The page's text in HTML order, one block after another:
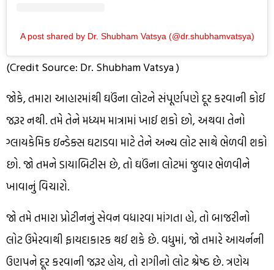
A post shared by Dr. Shubham Vatsya (@dr.shubhamvatsya)
(Credit Source: Dr. Shubham Vatsya )
જોકે, તમારા આહારમાંથી ઘઉંના લોટને સંપૂર્ણપણે દૂર કરવાની કોઈ
જરૂર નથી. તમે તેને મધ્યમ માત્રામાં ખાઈ શકો છો, અથવા તેનો
ગ્લાયકેમિક ઇન્ડેક્સ ઘટાડવા માટે તેને અન્ય લોટ સાથે ભેળવી શકો
છો. જો તમને ડાયાબિટીસ છે, તો ઘઉંના લોટમાં જુવાર ભેળવીને
ખાવાનું વિચારો.
જો તમે તમારા પ્રોટીનનું સેવન વધારવા માંગતા હો, તો બાજરીનો
લોટ ઉમેરવાથી ફાયદાકારક થઈ શકે છે. વધુમાં, જો તમારે આયર્નની
ઉણપને દૂર કરવાની જરૂર હોય, તો રાગીનો લોટ શ્રેષ્ઠ છે. ત્રણેય